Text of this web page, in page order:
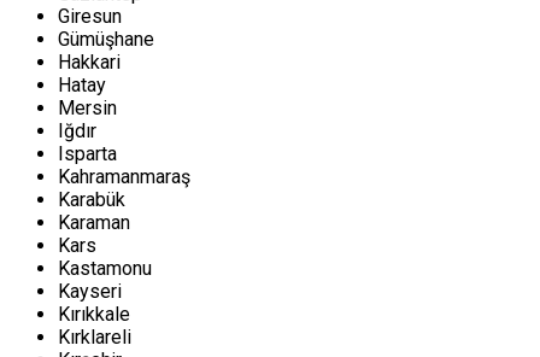
Giresun
Gümüşhane
Hakkari
Hatay
Mersin
Iğdır
Isparta
Kahramanmaraş
Karabük
Karaman
Kars
Kastamonu
Kayseri
Kırıkkale
Kırklareli